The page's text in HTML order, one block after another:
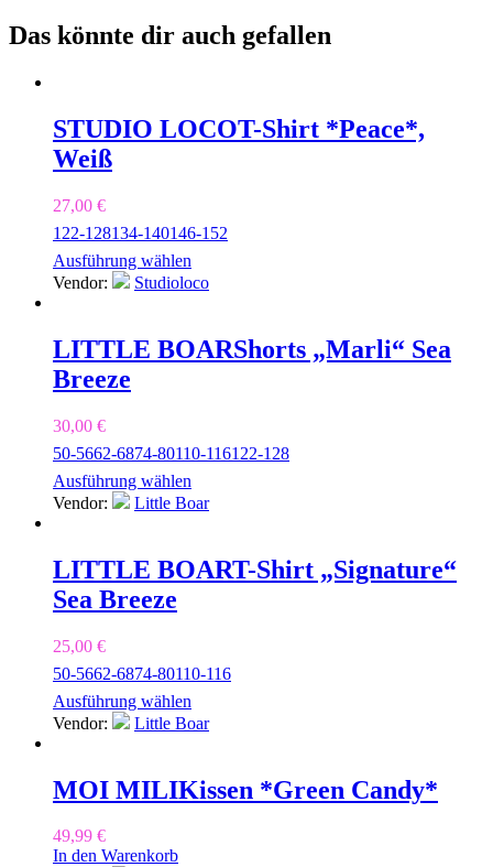
Das könnte dir auch gefallen
STUDIO LOCOT-Shirt *Peace*,
Weiß
27,00 €
122-128134-140146-152
Ausführung wählen
Vendor:
Studioloco
LITTLE BOARShorts „Marli“ Sea
Breeze
30,00 €
50-5662-6874-80110-116122-128
Ausführung wählen
Vendor:
Little Boar
LITTLE BOART-Shirt „Signature“
Sea Breeze
25,00 €
50-5662-6874-80110-116
Ausführung wählen
Vendor:
Little Boar
MOI MILIKissen *Green Candy*
49,99 €
In den Warenkorb